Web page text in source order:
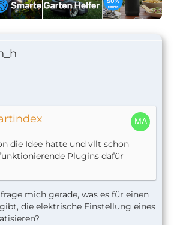
die Idee hatte und vllt schon
Plugins dafür
mich gerade, was es für einen
die elektrische Einstellung eines